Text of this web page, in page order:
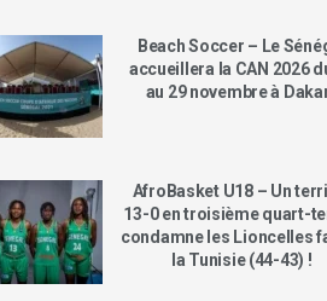
Beach Soccer – Le
accueillera la CAN 2026
au 29 novembre à
AfroBasket U18 – Un
13-0 en troisième quart-
condamne les Lioncelles
la Tunisie (44-43) !